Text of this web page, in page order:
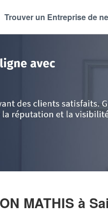
Trouver un Entreprise de
MATHIS à